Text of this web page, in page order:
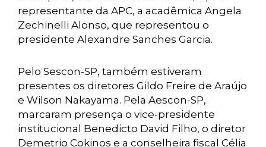
representante da APC, a acadêmica Angela
Zechinelli Alonso, que representou o
presidente Alexandre Sanches Garcia.
Pelo Sescon-SP, também estiveram
presentes os diretores Gildo Freire de Araújo
e Wilson Nakayama. Pela Aescon-SP,
marcaram presença o vice-presidente
institucional Benedicto David Filho, o diretor
Demetrio Cokinos e a conselheira fiscal Célia